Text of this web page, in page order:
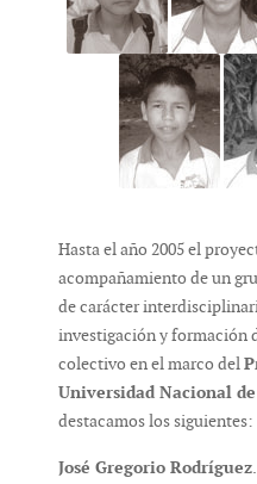
Hasta el año 2005 el
acompañamiento de un
de carácter
investigación y formación
colectivo en el marco del
Universidad Nacional
destacamos los siguientes:
José Gregorio Rodríguez